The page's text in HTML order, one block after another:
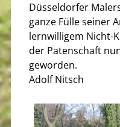
Düsseldorfer
ganze Fülle seiner
lernwilligem Nicht-
der Patenschaft
geworden.
Adolf Nitsch